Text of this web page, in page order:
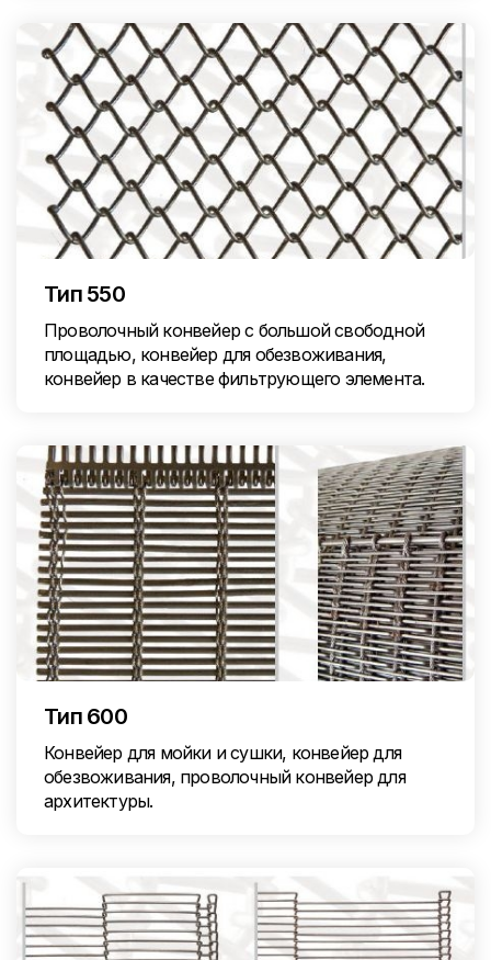
Тип 550
Проволочный конвейер с большой свободной
площадью, конвейер для обезвоживания,
конвейер в качестве фильтрующего элемента.
Тип 600
Конвейер для мойки и сушки, конвейер для
обезвоживания, проволочный конвейер для
архитектуры.